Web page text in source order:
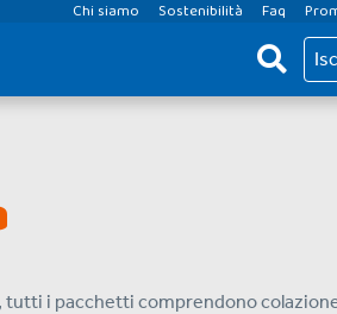
Chi siamo Sostenibilità Faq
tutti i pacchetti comprendono